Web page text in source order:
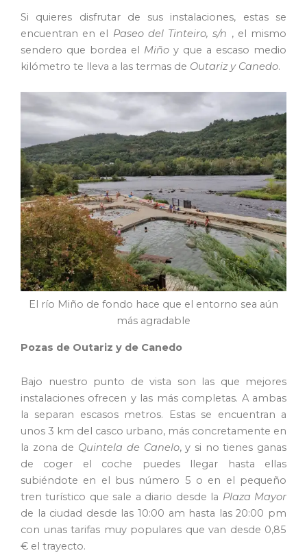
Si quieres disfrutar de sus instalaciones, estas se
encuentran en el Paseo del Tinteiro, s/n , el mismo
sendero que bordea el Miño y que a escaso medio
kilómetro te lleva a las termas de Outariz y Canedo.
El río Miño de fondo hace que el entorno sea aún
más agradable
Pozas de Outariz y de Canedo
Bajo nuestro punto de vista son las que mejores
instalaciones ofrecen y las más completas. A ambas
la separan escasos metros. Estas se encuentran a
unos 3 km del casco urbano, más concretamente en
la zona de Quintela de Canelo, y si no tienes ganas
de coger el coche puedes llegar hasta ellas
subiéndote en el bus número 5 o en el pequeño
tren turístico que sale a diario desde la Plaza Mayor
de la ciudad desde las 10:00 am hasta las 20:00 pm
con unas tarifas muy populares que van desde 0,85
€ el trayecto.